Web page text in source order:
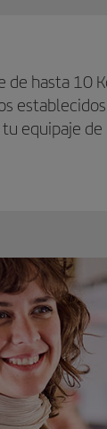
de hasta 10
establecidos
equipaje de